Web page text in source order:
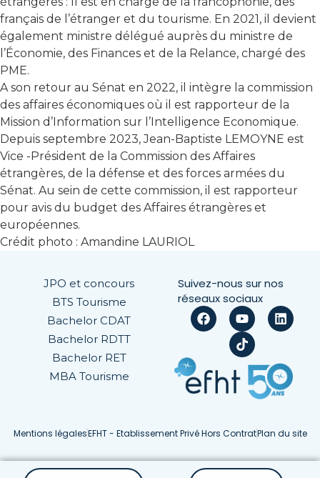
français de l’étranger et du tourisme. En 2021, il devient
également ministre délégué auprès du ministre de
l’Économie, des Finances et de la Relance, chargé des
PME.
A son retour au Sénat en 2022, il intègre la commission
des affaires économiques où il est rapporteur de la
Mission d’Information sur l’Intelligence Economique.
Depuis septembre 2023, Jean-Baptiste LEMOYNE est
Vice -Président de la Commission des Affaires
étrangères, de la défense et des forces armées du
Sénat. Au sein de cette commission, il est rapporteur
pour avis du budget des Affaires étrangères et
européennes.
Crédit photo : Amandine LAURIOL
JPO et concours
BTS Tourisme
Bachelor CDAT
Bachelor RDTT
Bachelor RET
MBA Tourisme
Suivez-nous sur nos
réseaux sociaux
Mentions légalesEFHT - Etablissement Privé Hors ContratPlan du site